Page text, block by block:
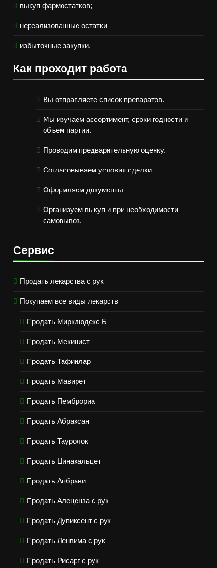
выкуп фармостатков;
нереализованные остатки;
избыточные закупки.
Как проходит работа
Вы отправляете список препаратов.
Мы изучаем ассортимент, сроки годности и
объем партии.
Проводим предварительную оценку.
Согласовываем условия сделки.
Оформляем документы.
Организуем выкуп и при необходимости
самовывоз.
Сервис
Продать лекарства с рук
Покупаем все виды лекарств
Продать Мирклюдекс Б
Продать Мекинист
Продать Тафинлар
Продать Мавирет
Продать Пемброриа
Продать Абраксан
Продать Тауролок
Продать Цинакальцет
Продать Апбрави
Продать Алеценза с рук
Продать Дупиксент с рук
Продать Ленвима с рук
Продать Рисарг с рук